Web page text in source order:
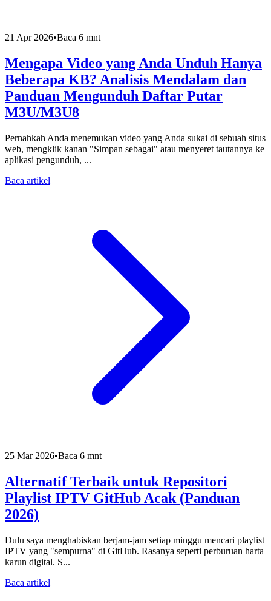
21 Apr 2026•Baca 6 mnt
Mengapa Video yang Anda Unduh Hanya
Beberapa KB? Analisis Mendalam dan
Panduan Mengunduh Daftar Putar
M3U/M3U8
Pernahkah Anda menemukan video yang Anda sukai di sebuah situs
web, mengklik kanan "Simpan sebagai" atau menyeret tautannya ke
aplikasi pengunduh, ...
Baca artikel
25 Mar 2026•Baca 6 mnt
Alternatif Terbaik untuk Repositori
Playlist IPTV GitHub Acak (Panduan
2026)
Dulu saya menghabiskan berjam-jam setiap minggu mencari playlist
IPTV yang "sempurna" di GitHub. Rasanya seperti perburuan harta
karun digital. S...
Baca artikel